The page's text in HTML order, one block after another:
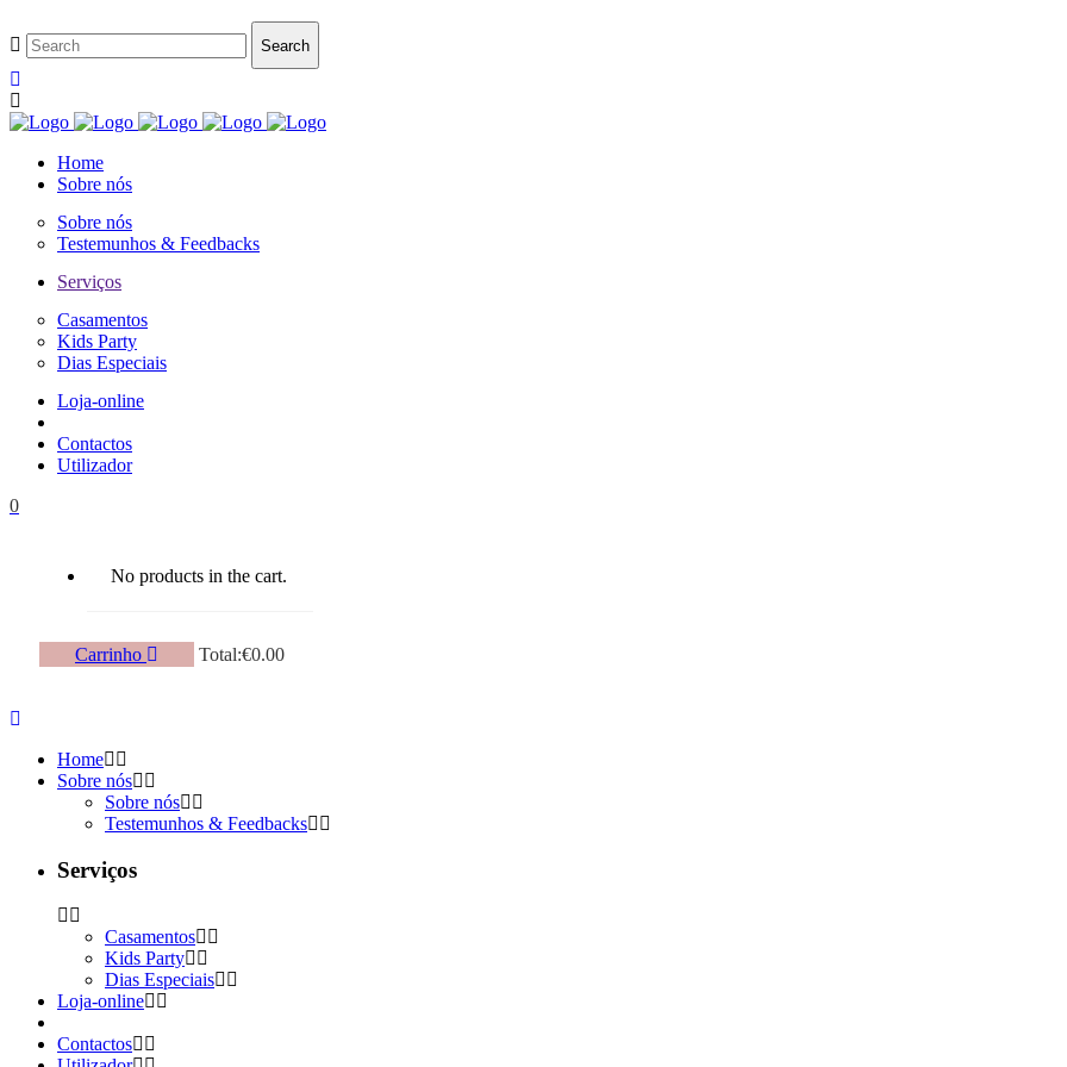
Home
Sobre nós
Sobre nós
Testemunhos & Feedbacks
Serviços
Casamentos
Kids Party
Dias Especiais
Loja-online
Contactos
Utilizador
0
No products in the cart.
Carrinho Total:€0.00
Home
Sobre nós
Sobre nós
Testemunhos & Feedbacks
Serviços
Casamentos
Kids Party
Dias Especiais
Loja-online
Contactos